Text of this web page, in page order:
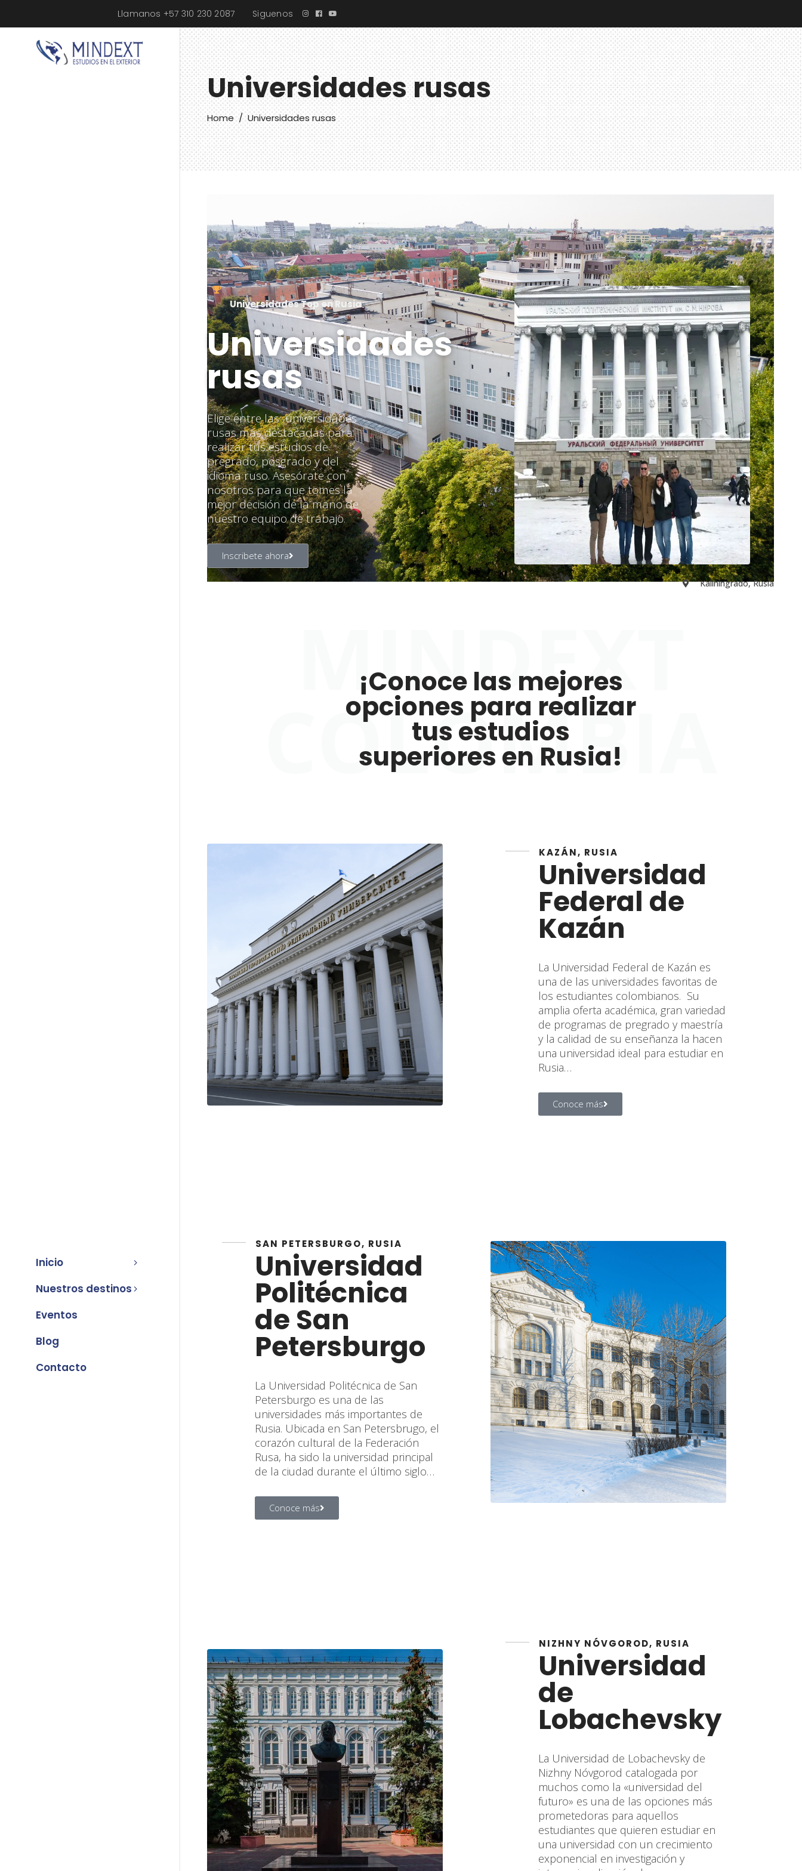
Llamanos +57 310 230 2087 Siguenos
Inicio
Nuestros destinos
Eventos
Blog
Contacto
Universidades rusas
Home/Universidades rusas
Universidades Top en Rusia
Universidades
rusas
Elige entre las universidades
rusas más destacadas para
realizar tus estudios de
pregrado, posgrado y del
idioma ruso. Asesórate con
nosotros para que tomes la
mejor decisión de la mano de
nuestro equipo de trabajo.
Inscribete ahora
Kaliningrado, Rusia
MINDEXT
COLOMBIA
¡Conoce las mejores
opciones para realizar
tus estudios
superiores en Rusia!
KAZÁN, RUSIA
Universidad
Federal de
Kazán
La Universidad Federal de Kazán es
una de las universidades favoritas de
los estudiantes colombianos. Su
amplia oferta académica, gran variedad
de programas de pregrado y maestría
y la calidad de su enseñanza la hacen
una universidad ideal para estudiar en
Rusia…
Conoce más
SAN PETERSBURGO, RUSIA
Universidad
Politécnica
de San
Petersburgo​
La Universidad Politécnica de San
Petersburgo es una de las
universidades más importantes de
Rusia. Ubicada en San Petersbrugo, el
corazón cultural de la Federación
Rusa, ha sido la universidad principal
de la ciudad durante el último siglo…
Conoce más
NIZHNY NÓVGOROD, RUSIA
Universidad
de
Lobachevsky
La Universidad de Lobachevsky de
Nizhny Nóvgorod catalogada por
muchos como la «universidad del
futuro» es una de las opciones más
prometedoras para aquellos
estudiantes que quieren estudiar en
una universidad con un crecimiento
exponencial en investigación y